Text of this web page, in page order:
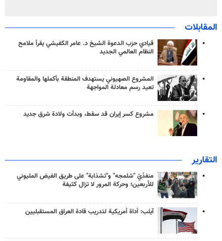
المقابلات
قيادي حزب الدعوة الشيخ د. عامر الكفيشي يقرأ ملامح
النظام العالمي الجديد
المشروع الصهيوني يستهدف المنطقة بأكملها والمقاومة
تعيد رسم معادلة المواجهة
مشروع كسر إيران قد سقط، وبدأت ولادة شرق جديد
التقارير
منفذَيّ "شلمجه" و"تشذابة" على طريق الفيض المليوني
للأربعين؛ وحركة المرور لا تزال كثيفة
آيلب: أداة أمريكية لتدريب قادة العراق المستقبليين